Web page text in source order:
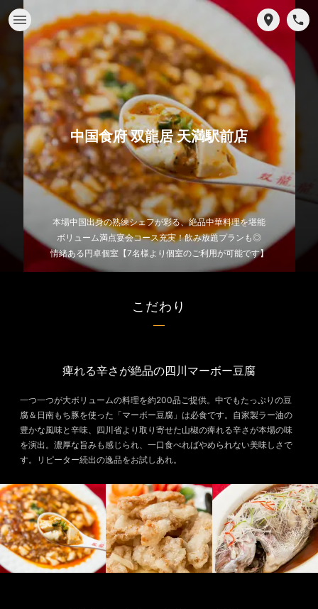
中国食府 双龍居 天満駅前店
本場中国出身の熟練シェフが彩る、絶品中華料理を堪能
ボリューム満点宴会コース充実！飲み放題プランも◎
情緒ある円卓個室【7名様より個室のご利用が可能です】
こだわり
痺れる辛さが絶品の四川マーボー豆腐
一つ一つが大ボリュームの料理を約200品ご提供。中でもたっぷりの豆
腐＆日南もち豚を使った「マーボー豆腐」は必食です。自家製ラー油の
豊かな風味と辛味、四川省より取り寄せた山椒の痺れる辛さが本場の味
を演出。濃厚な旨みも感じられ、一口食べればやめられない美味しさで
す。リピーター続出の逸品をお試しあれ。